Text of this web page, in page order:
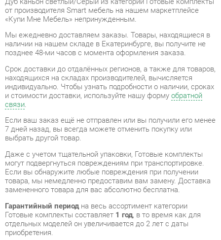
Мы ежедневно доставляем заказы. Товары, находящиеся в
наличии на нашем складе в Екатеринбурге, вы получите не
позднее 48-ми часов с момента оформления заказа.
Срок доставки до отдалённых регионов, а также для товаров,
находящихся на складах производителей, вычисляется
индивидуально. Чтобы узнать подробности о наличии, сроках
связи .
Если ваш заказ ещё не отправлен или вы получили его менее
7 дней назад, вы всегда можете отменить покупку или
выбрать другой товар.
Даже с учетом тщательной упаковки, Готовые комплекты
могут подвергнуться повреждениям при транспортировке.
Если вы обнаружите любые повреждения при получении
товара, мы немедленно предоставим вам замену. Доставка
замененного товара для вас абсолютно бесплатна.
Гарантийный период на весь ассортимент категории
Готовые комплекты составляет1 год, в то время как для
отдельных моделей он увеличивается до 2 лет с даты
приобретения.
Набор детской мебели SMART мебель Пилигрим 02 Дуб
каньон светлый/Серыйот компанииSmart мебель является
продуктом высокого качества, полностью соответствующим
современным государственным стандартам.